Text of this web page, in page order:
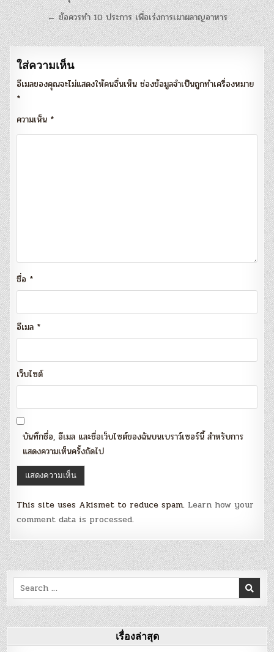
เรื่อง ← ข้อควรทำ 10 ประการ เพื่อเร่งการเผาผลาญอาหาร
ใส่ความเห็น
อีเมลของคุณจะไม่แสดงให้คนอื่นเห็น ช่องข้อมูลจำเป็นถูกทำเครื่องหมาย
*
ความเห็น *
ชื่อ *
อีเมล *
เว็บไซต์
บันทึกชื่อ, อีเมล และชื่อเว็บไซต์ของฉันบนเบราว์เซอร์นี้ สำหรับการ
แสดงความเห็นครั้งถัดไป
This site uses Akismet to reduce spam. Learn how your
comment data is processed.
Search
for:
เรื่องล่าสุด